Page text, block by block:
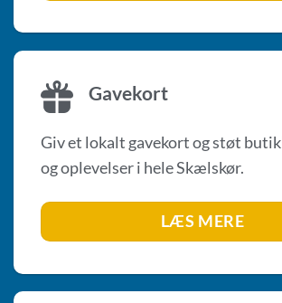
Gavekort
Giv et lokalt gavekort og støt
og oplevelser i hele Skælskør.
LÆS MERE